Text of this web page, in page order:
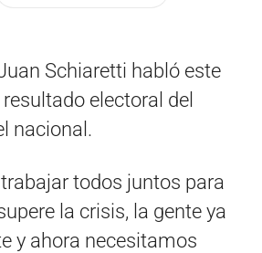
Schiaretti habló este
electoral del
nacional.
todos juntos para
la crisis, la gente ya
y ahora necesitamos